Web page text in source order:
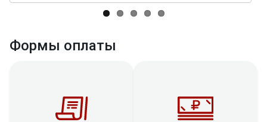
Формы оплаты